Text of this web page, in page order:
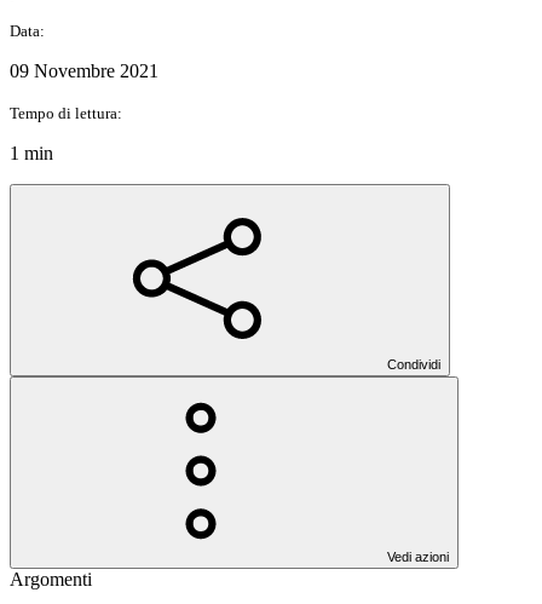
Data:
09 Novembre 2021
Tempo di lettura:
1 min
Condividi
Vedi azioni
Argomenti